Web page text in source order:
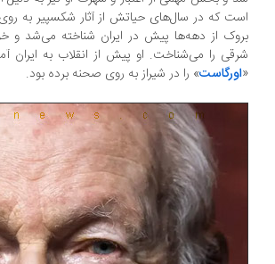
که در سال‌های حیاتش از آثار شکسپیر به روی صحنه
از دهه‌ها پیش در ایران شناخته می‌شد و خودش
را می‌شناخت. او پیش از انقلاب به ایران آمده
» را در شیراز به روی صحنه برده بود.